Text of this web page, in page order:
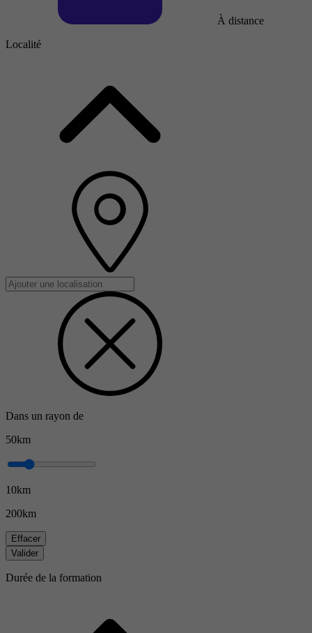
À distance
Localité
Dans un rayon de
50km
10km
200km
Effacer
Valider
Durée de la formation